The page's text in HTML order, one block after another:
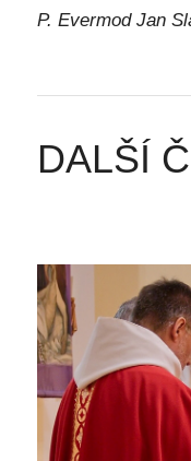
P. Evermod Jan
DALŠÍ